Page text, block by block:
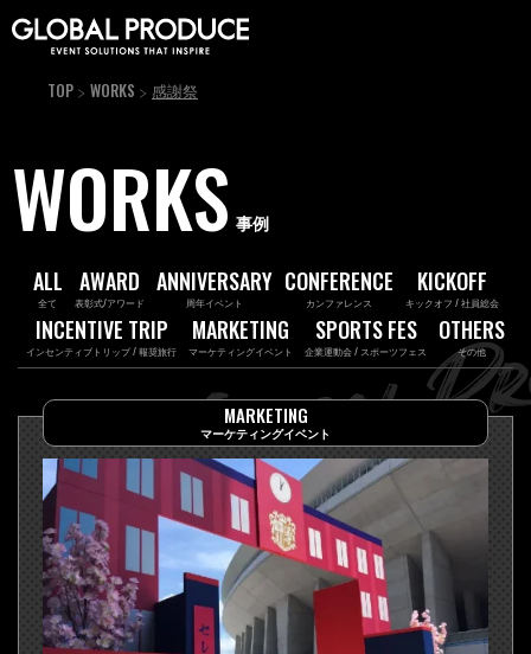
TOP WORKS 感謝祭
WORKS 事例
ALL
全て
AWARD
表彰式/アワード
ANNIVERSARY
周年イベント
CONFERENCE
カンファレンス
KICKOFF
キックオフ / 社員総会
INCENTIVE TRIP
インセンティブトリップ / 報奨旅行
MARKETING
マーケティングイベント
SPORTS FES
企業運動会 / スポーツフェス
OTHERS
その他
MARKETING
マーケティングイベント